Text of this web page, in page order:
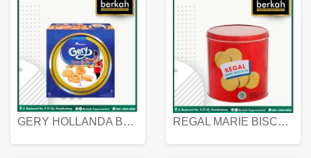
GERY HOLLANDA BUTTER COOKIES 450 GRAM REGAL MARIE BISCUIT KALENG 550 GRAM